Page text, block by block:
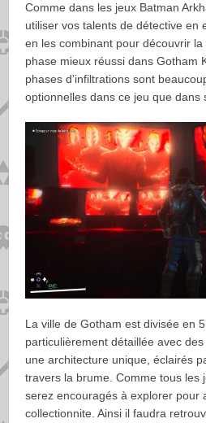
Comme dans les jeux Batman
utiliser vos talents de détective en
en les combinant pour découvrir la
phase mieux réussi dans Gotham
phases d’infiltrations sont
optionnelles dans ce jeu que dans
La ville de Gotham est divisée en
particulièrement détaillée avec
une architecture unique, éclairés
travers la brume. Comme tous les
serez encouragés à explorer pour
collectionnite. Ainsi il faudra